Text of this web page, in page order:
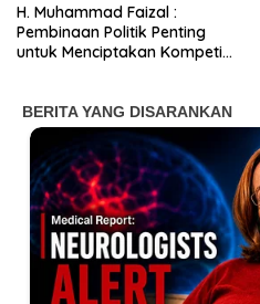
H. Muhammad Faizal :
Pembinaan Politik Penting
untuk Menciptakan Kompetisi